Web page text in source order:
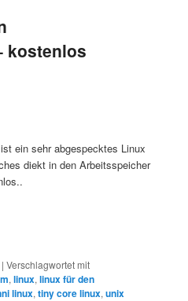
kostenlos
ein sehr abgespecktes Linux
diekt in den Arbeitsspeicher
|Verschlagwortet mit
,linux,linux für den
linux,tiny core linux,unix